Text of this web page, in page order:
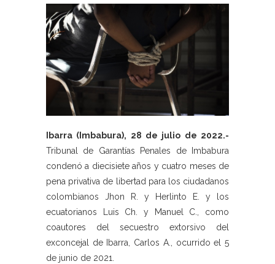
Ibarra (Imbabura), 28 de julio de 2022.-
Tribunal de Garantías Penales de Imbabura
condenó a diecisiete años y cuatro meses de
pena privativa de libertad para los ciudadanos
colombianos Jhon R. y Herlinto E. y los
ecuatorianos Luis Ch. y Manuel C., como
coautores del secuestro extorsivo del
exconcejal de Ibarra, Carlos A., ocurrido el 5
de junio de 2021.